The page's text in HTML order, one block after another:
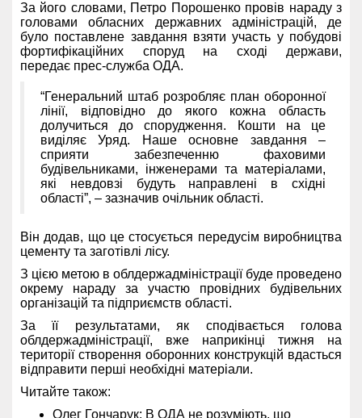
За його словами, Петро Порошенко провів нараду з
головами обласних державних адміністрацій, де
було поставлене завдання взяти участь у побудові
фортифікаційних споруд на сході держави,
передає прес-служба ОДА.
“Генеральний штаб розробляє план оборонної
лінії, відповідно до якого кожна область
долучиться до спорудження. Кошти на це
виділяє Уряд. Наше основне завдання –
сприяти забезпеченню фаховими
будівельниками, інженерами та матеріалами,
які невдовзі будуть направлені в східні
області”, – зазначив очільник області.
Він додав, що це стосується передусім виробництва
цементу та заготівлі лісу.
З цією метою в облдержадміністрації буде проведено
окрему нараду за участю провідних будівельних
організацій та підприємств області.
За її результатами, як сподівається голова
облдержадміністрації, вже наприкінці тижня на
території створення оборонних конструкцій вдасться
відправити перші необхідні матеріали.
Читайте також:
Олег Гончарук: В ОДА не розуміють, що